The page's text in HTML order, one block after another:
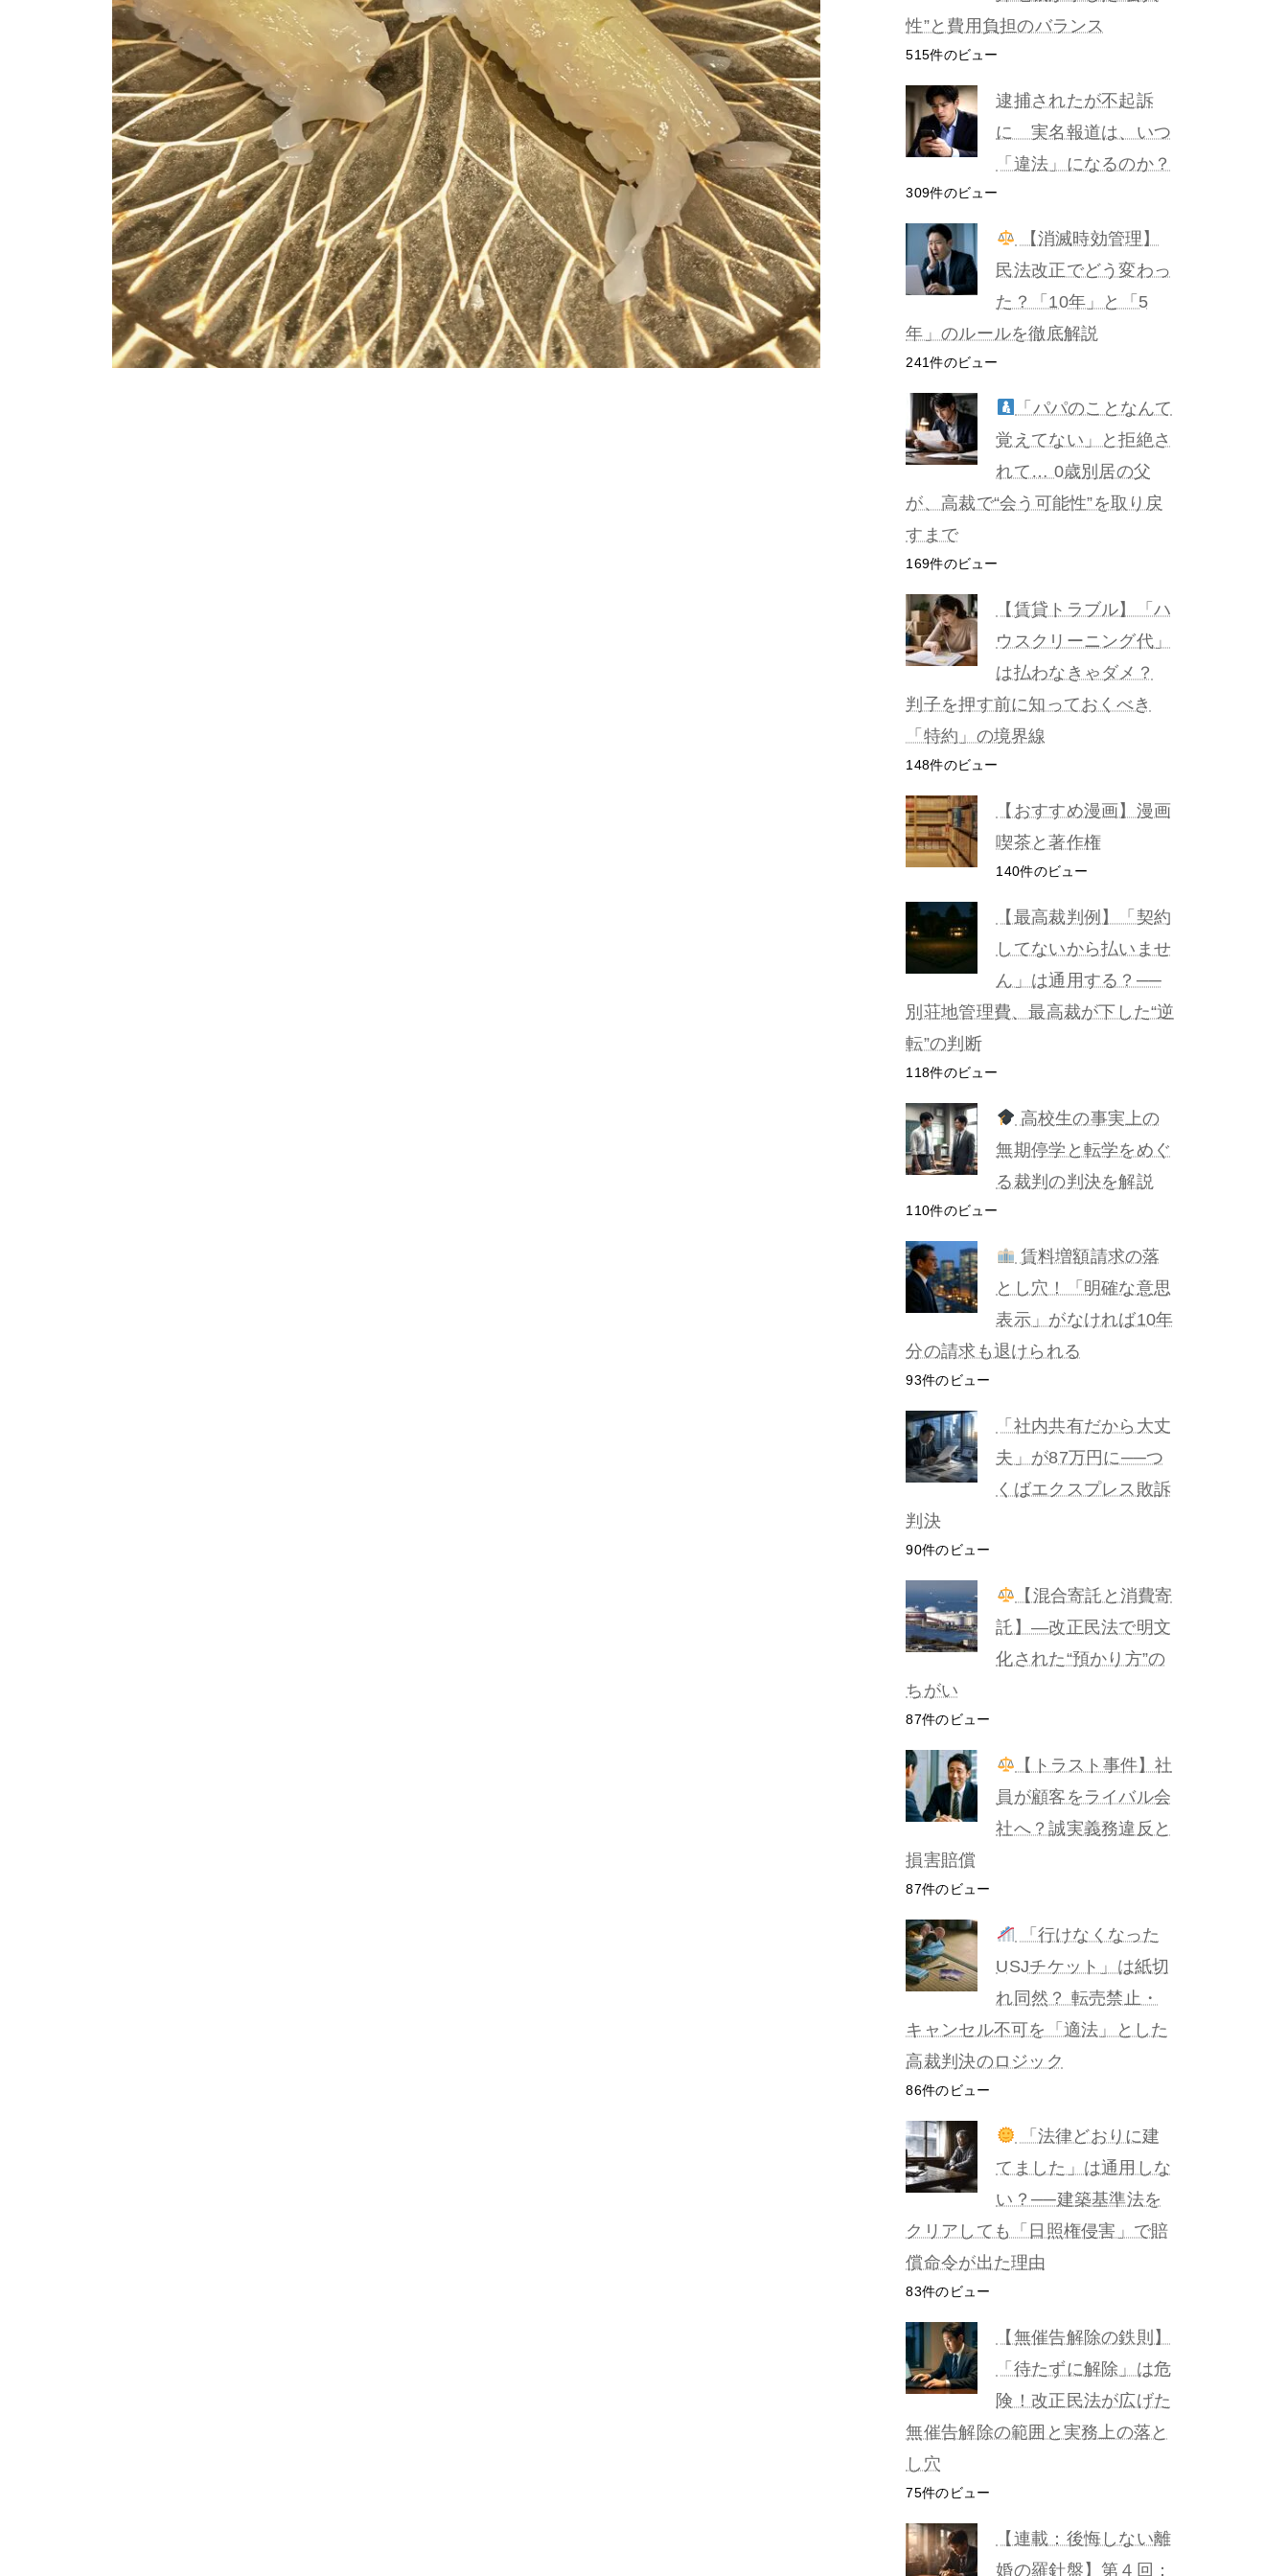
性”と費用負担のバランス
515件のビュー
逮捕されたが不起訴
に 実名報道は、いつ
「違法」になるのか？
309件のビュー
【消滅時効管理】
民法改正でどう変わっ
た？「10年」と「5
年」のルールを徹底解説
241件のビュー
「パパのことなんて
覚えてない」と拒絶さ
れて… 0歳別居の父
が、高裁で“会う可能性”を取り戻
すまで
169件のビュー
【賃貸トラブル】「ハ
ウスクリーニング代」
は払わなきゃダメ？
判子を押す前に知っておくべき
「特約」の境界線
148件のビュー
【おすすめ漫画】漫画
喫茶と著作権
140件のビュー
【最高裁判例】「契約
してないから払いませ
ん」は通用する？──
別荘地管理費、最高裁が下した“逆
転”の判断
118件のビュー
高校生の事実上の
無期停学と転学をめぐ
る裁判の判決を解説
110件のビュー
賃料増額請求の落
とし穴！「明確な意思
表示」がなければ10年
分の請求も退けられる
93件のビュー
「社内共有だから大丈
夫」が87万円に──つ
くばエクスプレス敗訴
判決
90件のビュー
【混合寄託と消費寄
託】―改正民法で明文
化された“預かり方”の
ちがい
87件のビュー
【トラスト事件】社
員が顧客をライバル会
社へ？誠実義務違反と
損害賠償
87件のビュー
「行けなくなった
USJチケット」は紙切
れ同然？ 転売禁止・
キャンセル不可を「適法」とした
高裁判決のロジック
86件のビュー
「法律どおりに建
てました」は通用しな
い？──建築基準法を
クリアしても「日照権侵害」で賠
償命令が出た理由
83件のビュー
【無催告解除の鉄則】
「待たずに解除」は危
険！改正民法が広げた
無催告解除の範囲と実務上の落と
し穴
75件のビュー
【連載：後悔しない離
婚の羅針盤】第４回：